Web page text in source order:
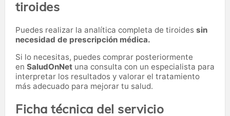
tiroides
Puedes realizar la analítica completa de tiroides sin
necesidad de prescripción médica.
Si lo necesitas, puedes comprar posteriormente
en SaludOnNet una consulta con un especialista para
interpretar los resultados y valorar el tratamiento
más adecuado para mejorar tu salud.
Ficha técnica del servicio